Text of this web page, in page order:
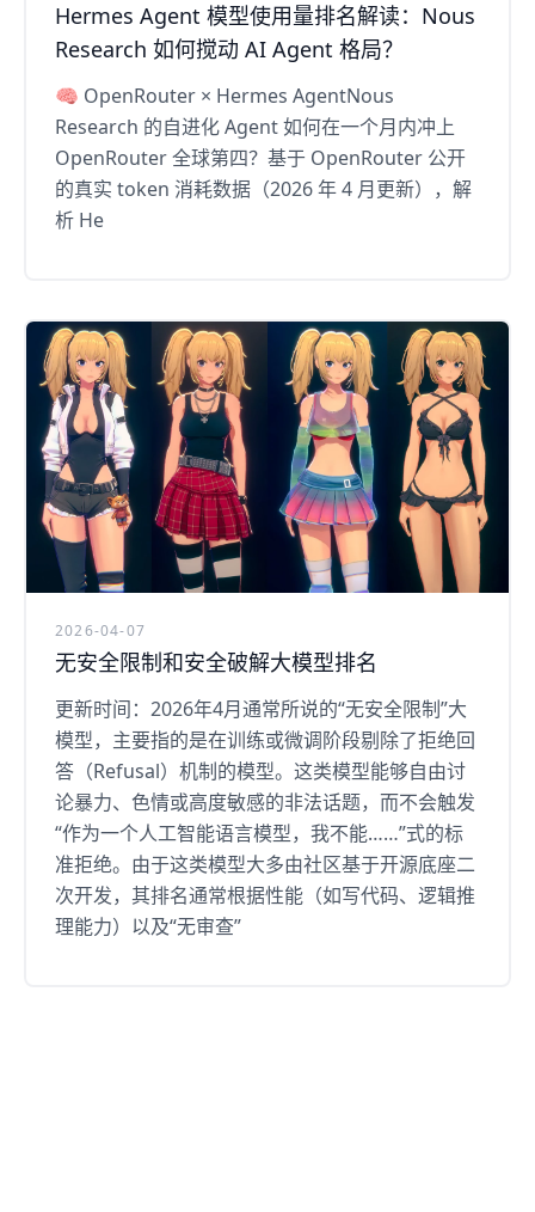
Hermes Agent 模型使用量排名解读：Nous
Research 如何搅动 AI Agent 格局？
🧠 OpenRouter × Hermes AgentNous
Research 的自进化 Agent 如何在一个月内冲上
OpenRouter 全球第四？基于 OpenRouter 公开
的真实 token 消耗数据（2026 年 4 月更新），解
析 He
2026-04-07
无安全限制和安全破解大模型排名
更新时间：2026年4月通常所说的“无安全限制”大
模型，主要指的是在训练或微调阶段剔除了拒绝回
答（Refusal）机制的模型。这类模型能够自由讨
论暴力、色情或高度敏感的非法话题，而不会触发
“作为一个人工智能语言模型，我不能……”式的标
准拒绝。由于这类模型大多由社区基于开源底座二
次开发，其排名通常根据性能（如写代码、逻辑推
理能力）以及“无审查”